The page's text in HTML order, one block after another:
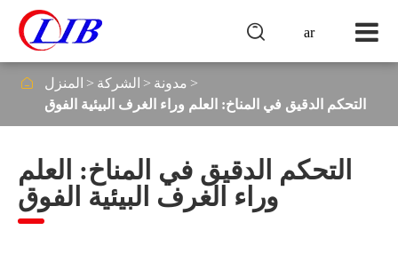
ar

 المنزل الشركة
مدونة
التحكم الدقيق في المناخ: العلم وراء الغرف البيئية الفوق
التحكم الدقيق في المناخ: العلم
وراء الغرف البيئية الفوق